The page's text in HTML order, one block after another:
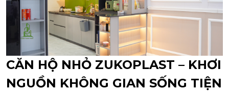
CĂN HỘ NHỎ ZUKOPLAST – KHƠI
NGUỒN KHÔNG GIAN SỐNG TIỆN